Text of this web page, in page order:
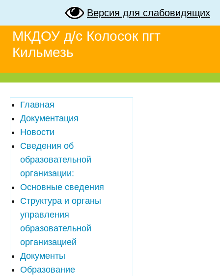
Версия для слабовидящих
МКДОУ д/с Колосок пгт
Кильмезь
Главная
Документация
Новости
Сведения об
образовательной
организации:
Основные сведения
Структура и органы
управления
образовательной
организацией
Документы
Образование